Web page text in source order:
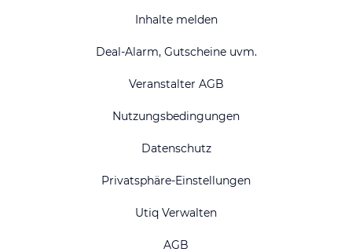
Inhalte melden
Deal-Alarm, Gutscheine uvm.
Veranstalter AGB
Nutzungsbedingungen
Datenschutz
Privatsphäre-Einstellungen
Utiq Verwalten
AGB